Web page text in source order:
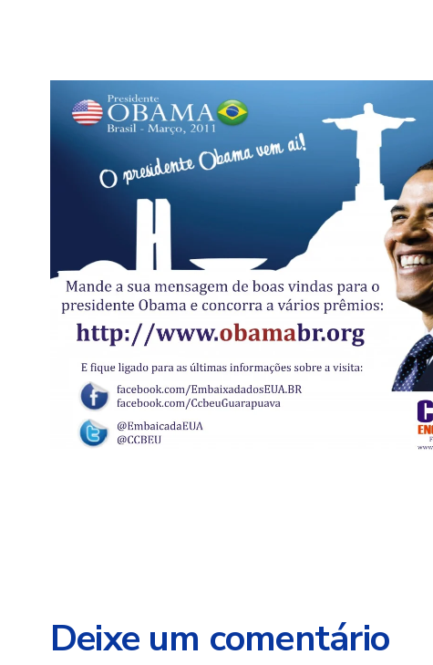
Deixe um comentário